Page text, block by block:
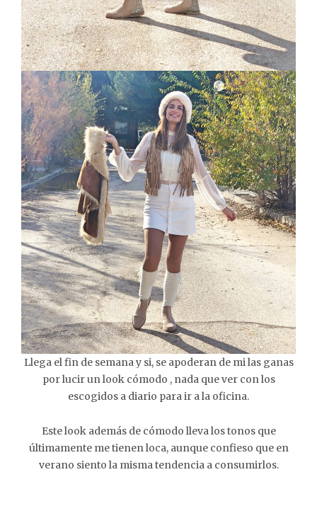
Llega el fin de semana y si, se apoderan de mi las ganas
por lucir un look cómodo , nada que ver con los
escogidos a diario para ir a la oficina.
Este look además de cómodo lleva los tonos que
últimamente me tienen loca, aunque confieso que en
verano siento la misma tendencia a consumirlos.